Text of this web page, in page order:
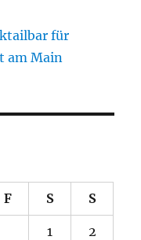
für
am Main
F S S
1 2